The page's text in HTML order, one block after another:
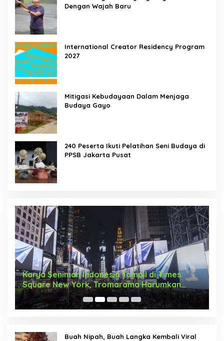
Dengan Wajah Baru
International Creator Residency Program
2027
Mitigasi Kebudayaan Dalam Menjaga
Budaya Gayo
240 Peserta Ikuti Pelatihan Seni Budaya di
PPSB Jakarta Pusat
Karya Seniman Indonesia Tampil di Times
Square New York, Tromarama Harumkan
Nama Bangsa
Buah Nipah, Buah Langka Kembali Viral